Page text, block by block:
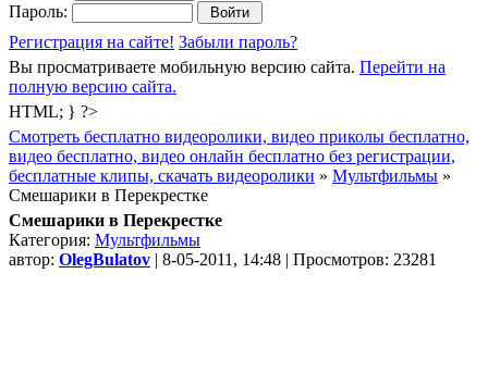
Пароль:
Регистрация на сайте! Забыли пароль?
Вы просматриваете мобильную версию сайта. Перейти на
полную версию сайта.
HTML; } ?>
Смотреть бесплатно видеоролики, видео приколы бесплатно,
видео бесплатно, видео онлайн бесплатно без регистрации,
бесплатные клипы, скачать видеоролики » Мультфильмы »
Смешарики в Перекрестке
Смешарики в Перекрестке
Категория: Мультфильмы
автор: OlegBulatov | 8-05-2011, 14:48 | Просмотров: 23281